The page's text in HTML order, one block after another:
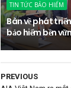
TIN TỨC BẢO HIỂM
Bàn về phát
bảo hiểm bền
PREVIOUS